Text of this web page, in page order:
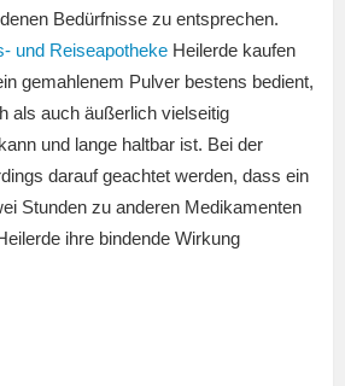
Bedürfnisse zu entsprechen.
und Reiseapotheke Heilerde kaufen
gemahlenem Pulver bestens bedient,
als auch äußerlich vielseitig
und lange haltbar ist. Bei der
darauf geachtet werden, dass ein
Stunden zu anderen Medikamenten
ihre bindende Wirkung